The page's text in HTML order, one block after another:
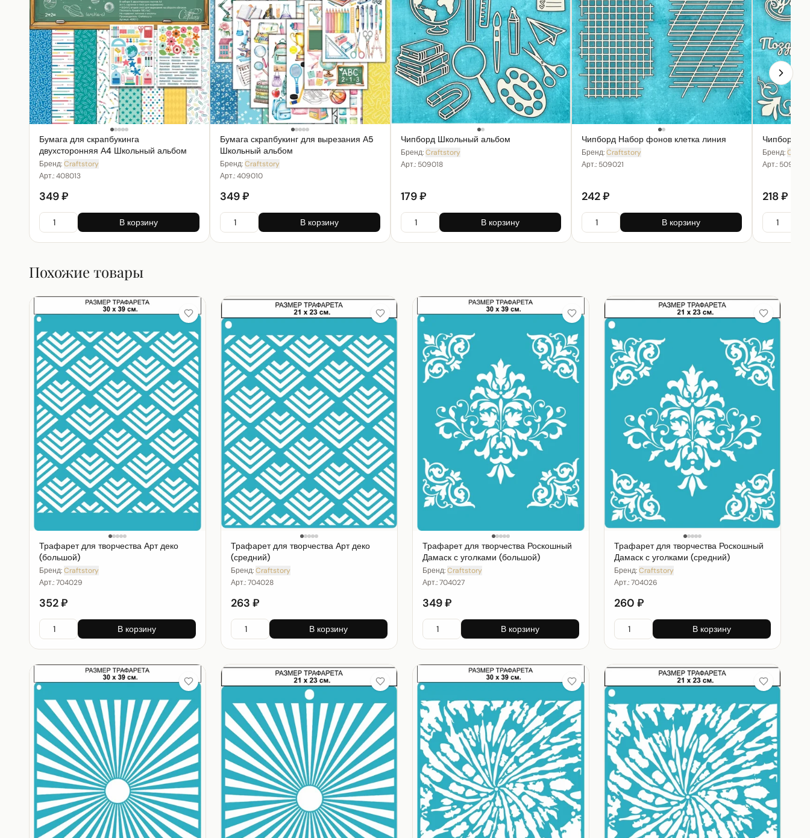
Бумага для скрапбукинга
двухсторонняя А4 Школьный альбом
Бренд:Craftstory
Арт.:408013
349 ₽
В корзину
Бумага скрапбукинг для вырезания А5
Школьный альбом
Бренд:Craftstory
Арт.:409010
349 ₽
В корзину
Чипборд Школьный альбом
Бренд:Craftstory
Арт.: 509018
179 ₽
В корзину
Чипборд Набор фонов клетка линия
Бренд:Craftstory
Арт.: 509021
242 ₽
В корзину
Чипборд
Бренд:
Арт.: 509019
218 ₽
Похожие товары
Трафарет для творчества Арт деко
(большой)
Бренд:Craftstory
Арт.:704029
352 ₽
В корзину
Трафарет для творчества Арт деко
(средний)
Бренд:Craftstory
Арт.:704028
263 ₽
В корзину
Трафарет для творчества Роскошный
Дамаск с уголками (большой)
Бренд:Craftstory
Арт.:704027
349 ₽
В корзину
Трафарет для творчества Роскошный
Дамаск с уголками (средний)
Бренд:Craftstory
Арт.:704026
260 ₽
В корзину